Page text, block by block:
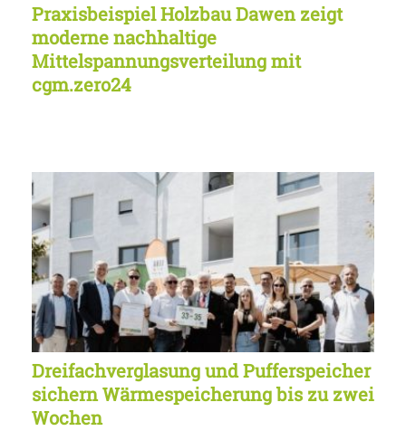
Praxisbeispiel Holzbau Dawen zeigt
moderne nachhaltige
Mittelspannungsverteilung mit
cgm.zero24
Dreifachverglasung und Pufferspeicher
sichern Wärmespeicherung bis zu zwei
Wochen